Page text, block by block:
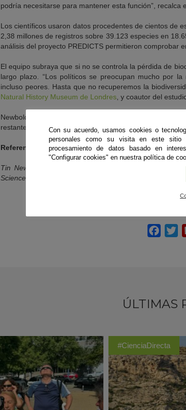
podría necesitarse para mantener esta función”, recalca
Los científicos usaron datos procedentes de cientos de
2,38 millones de registros sobre 39.123 especies en
análisis del proyecto PREDICTS permitieron comprobar
El equipo subraya que si no se controla la pérdida de
largo plazo. “Los políticos se preocupan mucho por
incluso peores. Hasta que no recuperemos la
Natural History Museum de Londres , y coautor del
Newbold propone volver a los límites seguros
restantes. “Tendremos que restaurar las tierras usadas
Referencia bibliográfica:
Tin Newbold et al. «Has land use pushed terrestrial
Science
ÚLTIMAS
#CienciaDirecta
Con su acuerdo, usamos cookies o
personales como su visita en este sitio
procesamiento de datos basado en
"Configurar cookies" en nuestra política de